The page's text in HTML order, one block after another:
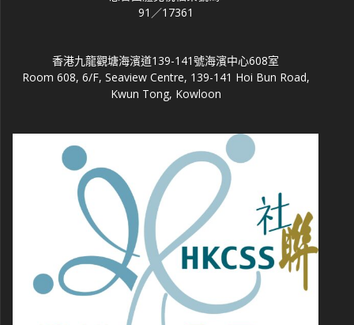
91／17361
香港九龍觀塘海濱道139-141號海濱中心608室
Room 608, 6/F, Seaview Centre, 139-141 Hoi Bun Road,
Kwun Tong, Kowloon